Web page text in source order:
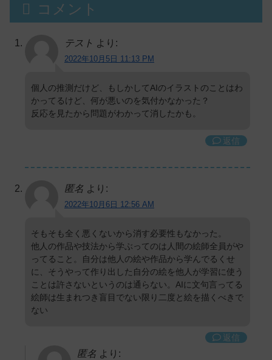
コメント
テスト より:
2022年10月5日 11:13 PM
個人の推測だけど、もしかしてAIのイラストのことはわ
かってるけど、何が悪いのを気付かなかった？
反応を見たから問題がわかって消したかも。
返信
匿名 より:
2022年10月6日 12:56 AM
そもそも全く悪くないから消す必要性もなかった。
他人の作品や技法から学ぶってのは人間の絵師全員がや
ってること。自分は他人の絵や作品から学んでるくせ
に、そうやって作り出した自分の絵を他人が学習に使う
ことは許さないというのは通らない。AIに文句言ってる
絵師は生まれつき盲目でない限り二度と絵を描くべきで
ない
返信
匿名 より: